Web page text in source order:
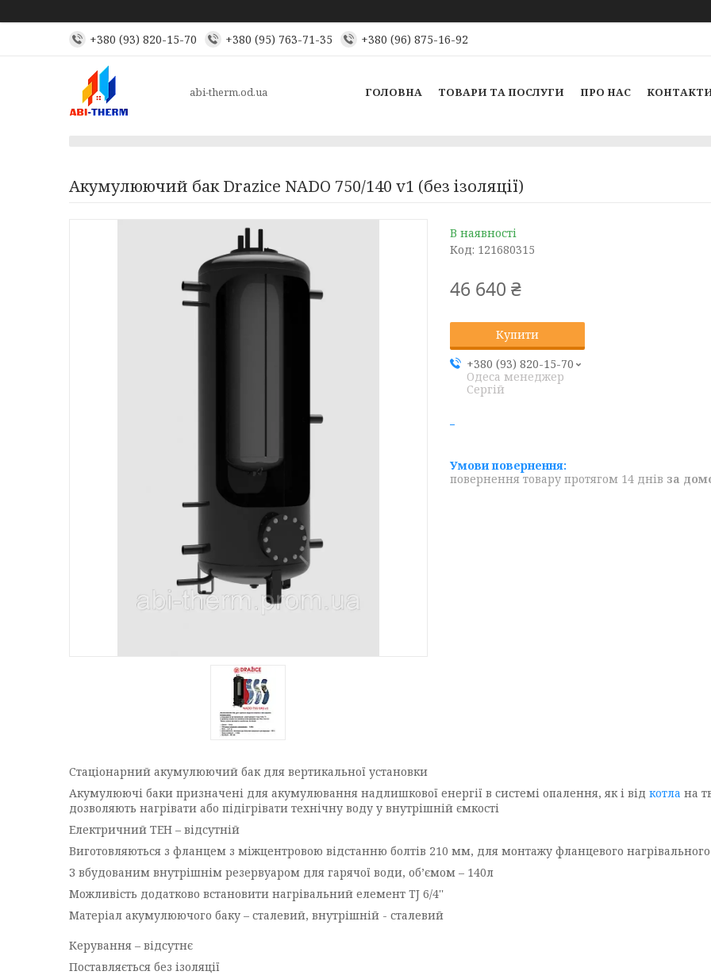
+380 (93) 820-15-70 +380 (95) 763-71-35 +380 (96) 875-16-92
abi-therm.od.ua ГОЛОВНА ТОВАРИ ТА ПОСЛУГИ ПРО НАС
Акумулюючий бак Drazice NADO 750/140 v1 (без ізоляції)
В наявності
Код: 121680315
46 640 ₴
Купити
+380 (93) 820-15-70
Одеса менеджер
Сергій
повернення товару протягом 14 днів за
Стаціонарний акумулюючий бак для вертикальної установки
Акумулюючі баки призначені для акумулювання надлишкової енергії в системі опалення, як і від котла на
дозволяють нагрівати або підігрівати технічну воду у внутрішній ємкості
Електричний ТЕН – відсутній
Виготовляються з фланцем з міжцентровою відстанню болтів 210 мм, для монтажу фланцевого
З вбудованим внутрішнім резервуаром для гарячої води, об’ємом – 140л
Можливість додатково встановити нагрівальний елемент TJ 6/4''
Матеріал акумулюючого баку – сталевий, внутрішній - сталевий
Керування – відсутнє
Поставляється без ізоляції